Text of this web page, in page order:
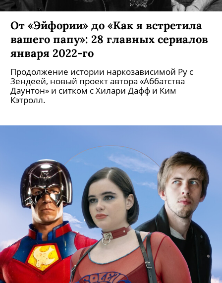
От «Эйфории» до «Как я встретила
вашего папу»: 28 главных сериалов
января 2022-го
Продолжение истории наркозависимой Ру с
Зендеей, новый проект автора «Аббатства
Даунтон» и ситком с Хилари Дафф и Ким
Кэтролл.